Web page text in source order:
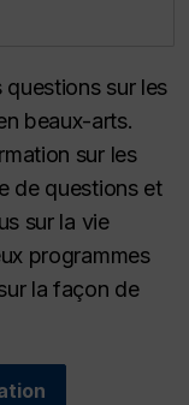
sur les
beaux-arts.
sur les
de questions et
sur la vie
programmes
la façon de